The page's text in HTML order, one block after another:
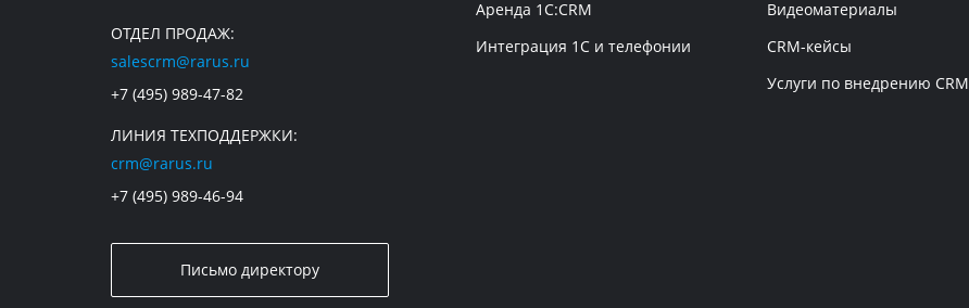
ОТДЕЛ ПРОДАЖ:
salescrm@rarus.ru
+7 (495) 989-47-82
ЛИНИЯ ТЕХПОДДЕРЖКИ:
crm@rarus.ru
+7 (495) 989-46-94
Письмо директору
Аренда 1C:CRM
Интеграция 1С и телефонии
Видеоматериалы
CRM-кейсы
Услуги по внедрению CRM